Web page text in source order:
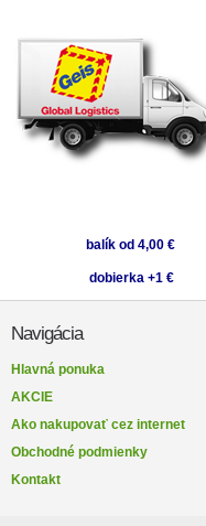
balík od 4,00 €
dobierka +1 €
Navigácia
Hlavná ponuka
AKCIE
Ako nakupovať cez internet
Obchodné podmienky
Kontakt